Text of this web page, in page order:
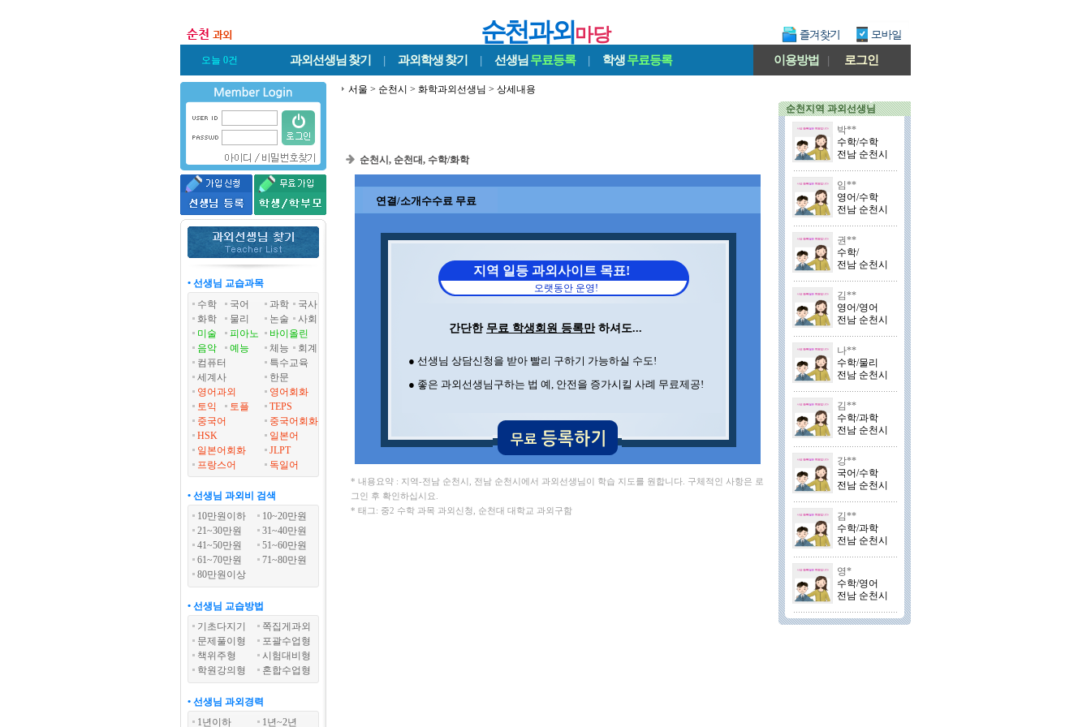
순천과외마당
오늘 0건 과외선생님 찾기 | 과외학생찾기 | 선생님 무료등록 | 학생무료등록 이용방법 | 로그인
• 선생님 교습과목
수학
국어 과학
국사
화학
물리 논술
사회
미술
피아노
바이올린
음악
예능 체능
회계
컴퓨터
특수교육
세계사
한문
영어과외
영어회화
토익
토플
TEPS
중국어
중국어회화
HSK
일본어
일본어회화
JLPT
프랑스어
독일어
• 선생님 과외비 검색
10만원이하
10~20만원
21~30만원
31~40만원
41~50만원
51~60만원
61~70만원
71~80만원
80만원이상
• 선생님 교습방법
기초다지기
쪽집게과외
문제풀이형
포괄수업형
책위주형
시험대비형
학원강의형
혼합수업형
• 선생님 과외경력
1년이하
1년~2년
서울 > 순천시 > 화학과외선생님 > 상세내용
순천시, 순천대, 수학/화학
연결/소개수수료 무료
지역 일등 과외사이트 목표!
오랫동안 운영!
간단한 무료 학생회원 등록만하셔도...
● 선생님 상담신청을 받아 빨리 구하기 가능하실 수도!
● 좋은 과외선생님구하는 법 예, 안전을 증가시킬 사례 무료제공!
* 내용요약 : 지역-전남 순천시, 전남 순천시에서 과외선생님이 학습 지도를 원합니다. 구체적인 사항은 로
그인 후 확인하십시요.
* 태그: 중2 수학 과목 과외신청, 순천대 대학교 과외구함
순천지역 과외선생님
박**
수학/수학
전남 순천시
임**
영어/수학
전남 순천시
권**
수학/
전남 순천시
김**
영어/영어
전남 순천시
나**
수학/물리
전남 순천시
김**
수학/과학
전남 순천시
강**
국어/수학
전남 순천시
김**
수학/과학
전남 순천시
영*
수학/영어
전남 순천시